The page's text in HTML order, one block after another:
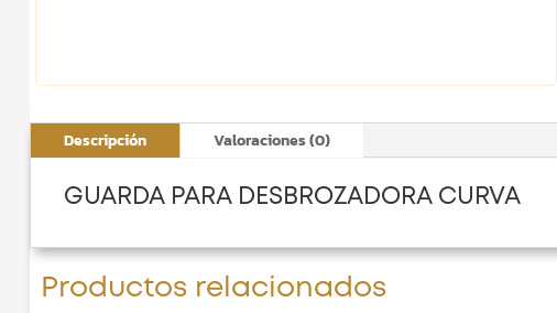
Descripción Valoraciones (0)
GUARDA PARA DESBROZADORA CURVA
Productos relacionados